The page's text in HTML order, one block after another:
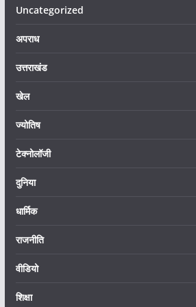
Uncategorized
अपराध
उत्तराखंड
खेल
ज्योतिष
टेक्नोलॉजी
दुनिया
धार्मिक
राजनीति
वीडियो
शिक्षा